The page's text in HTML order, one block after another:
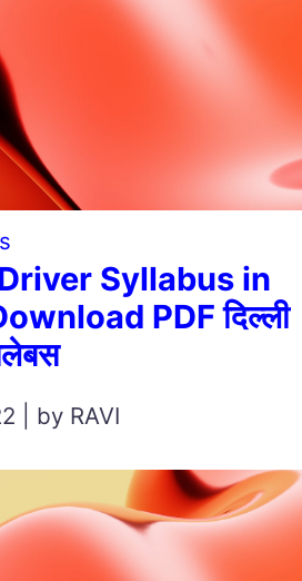
Syllabus in
PDF दिल्ली
| by RAVI